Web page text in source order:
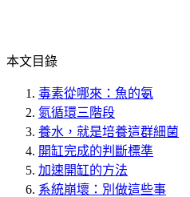
本文目錄
毒素從哪來：魚的氨
氮循環三階段
養水，就是培養這群細菌
開缸完成的判斷標準
加速開缸的方法
系統崩壞：別做這些事